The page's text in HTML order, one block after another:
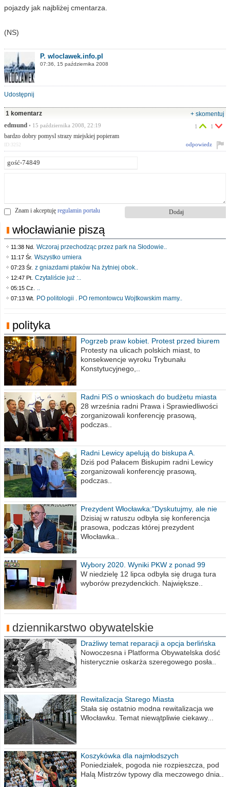
pojazdy jak najbliżej cmentarza.
(NS)
P. wloclawek.info.pl
07:36, 15 października 2008
Udostępnij
1 komentarz
+ skomentuj
edmund • 15 października 2008, 22:19
bardzo dobry pomysl strazy miejskiej popieram
1 1
odpowiedz
ID:3252
Znam i akceptuję regulamin portalu
włocławianie piszą
11:38 Nd. Wczoraj przechodząc przez park na Słodowie..
11:17 Śr. Wszystko umiera
07:23 Śr. z gniazdami ptaków Na żytniej obok..
12:47 Pt. Czytaliście już :..
05:15 Cz. ..
07:13 Wt. PO politologii . PO remontowcu Wojtkowskim mamy..
polityka
Pogrzeb praw kobiet. Protest przed biurem
poselskim PiS
Protesty na ulicach polskich miast, to
konsekwencje wyroku Trybunału
Konstytucyjnego,..
Radni PiS o wnioskach do budżetu miasta
na 2021 rok
28 września radni Prawa i Sprawiedliwości
zorganizowali konferencję prasową,
podczas..
Radni Lewicy apelują do biskupa A.
Wiesława Meringa
Dziś pod Pałacem Biskupim radni Lewicy
zorganizowali konferencję prasową,
podczas..
Prezydent Włocławka:"Dyskutujmy, ale nie
obrażajmy się”
Dzisiaj w ratuszu odbyła się konferencja
prasowa, podczas której prezydent
Włocławka..
Wybory 2020. Wyniki PKW z ponad 99
procent obwodów
W niedzielę 12 lipca odbyła się druga tura
wyborów prezydenckich. Największe..
dziennikarstwo obywatelskie
Drażliwy temat reparacji a opcja berlińska
Nowoczesna i Platforma Obywatelska dość
histerycznie oskarża szeregowego posła..
Rewitalizacja Starego Miasta
Stała się ostatnio modna rewitalizacja we
Włocławku. Temat niewątpliwie ciekawy...
Koszykówka dla najmłodszych
Poniedziałek, pogoda nie rozpieszcza, pod
Halą Mistrzów typowy dla meczowego dnia..